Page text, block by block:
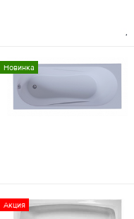
Новинка
Акция